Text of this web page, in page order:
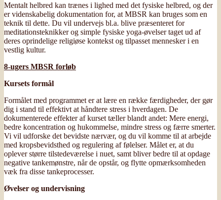
Mentalt helbred kan trænes i lighed med det fysiske helbred, og der
er videnskabelig dokumentation for, at MBSR kan bruges som en
teknik til dette. Du vil undervejs bl.a. blive præsenteret for
meditationsteknikker og simple fysiske yoga-øvelser taget ud af
deres oprindelige religiøse kontekst og tilpasset mennesker i en
vestlig kultur.
8-ugers MBSR forløb
Kursets formål
Formålet med programmet er at lære en række færdigheder, der gør
dig i stand til effektivt at håndtere stress i hverdagen. De
dokumenterede effekter af kurset tæller blandt andet: Mere energi,
bedre koncentration og hukommelse, mindre stress og færre smerter.
Vi vil udforske det bevidste nærvær, og du vil komme til at arbejde
med kropsbevidsthed og regulering af følelser. Målet er, at du
oplever større tilstedeværelse i nuet, samt bliver bedre til at opdage
negative tankemønstre, når de opstår, og flytte opmærksomheden
væk fra disse tankeprocesser.
Øvelser og undervisning